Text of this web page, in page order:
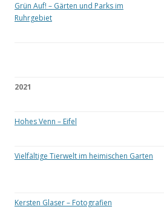
Grün Auf! – Gärten und Parks im
Ruhrgebiet
2021
Hohes Venn – Eifel
Vielfältige Tierwelt im heimischen Garten
Kersten Glaser – Fotografien